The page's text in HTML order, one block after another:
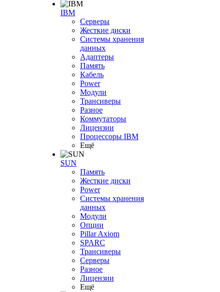
IBM
Серверы
Жесткие диски
Системы хранения
данных
Адаптеры
Память
Кабель
Power
Модули
Трансиверы
Разное
Коммутаторы
Лицензии
Процессоры IBM
Ещё
SUN
Память
Жесткие диски
Power
Системы хранения
данных
Модули
Опции
Pillar Axiom
SPARC
Трансиверы
Серверы
Разное
Лицензии
Ещё